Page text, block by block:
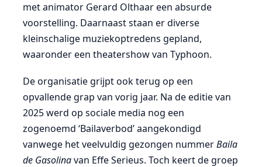
met animator Gerard Olthaar een absurde
voorstelling. Daarnaast staan er diverse
kleinschalige muziekoptredens gepland,
waaronder een theatershow van Typhoon.
De organisatie grijpt ook terug op een
opvallende grap van vorig jaar. Na de editie van
2025 werd op sociale media nog een
zogenoemd ‘Bailaverbod’ aangekondigd
vanwege het veelvuldig gezongen nummerBaila
de Gasolinavan Effe Serieus. Toch keert de groep